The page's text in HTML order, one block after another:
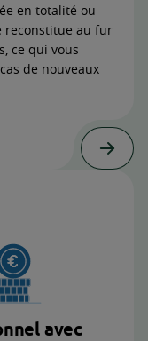
en totalité ou
reconstitue au fur
ce qui vous
de nouveaux
avec